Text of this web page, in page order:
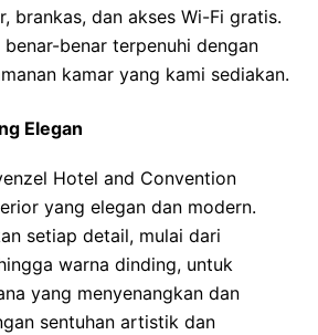
brankas, dan akses Wi-Fi gratis.
benar terpenuhi dengan
kamar yang kami sediakan.
Elegan
Hotel and Convention
yang elegan dan modern.
setiap detail, mulai dari
warna dinding, untuk
yang menyenangkan dan
sentuhan artistik dan